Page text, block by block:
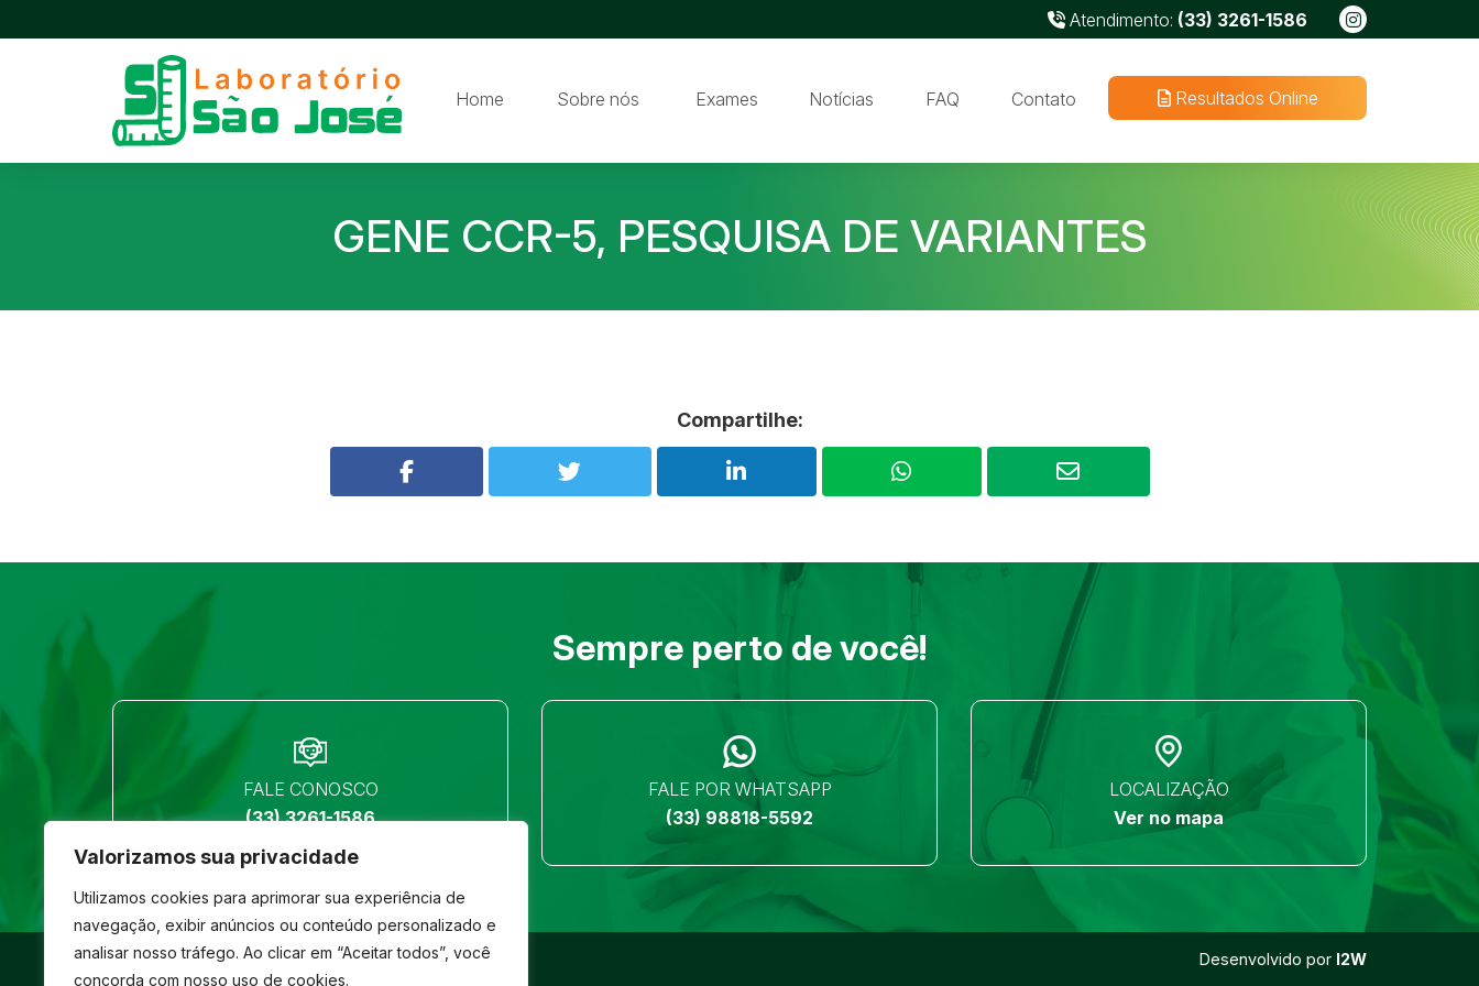
Valorizamos sua privacidade
Utilizamos cookies para aprimorar sua experiência de
navegação, exibir anúncios ou conteúdo personalizado e
analisar nosso tráfego. Ao clicar em “Aceitar todos”, você
concorda com nosso uso de cookies.
Atendimento: (33) 3261-1586
Home Sobre nós Exames Notícias FAQ Contato Resultados Online
GENE CCR-5, PESQUISA DE VARIANTES
Compartilhe:
Sempre perto de você!
FALE CONOSCO
(33) 3261-1586
FALE POR WHATSAPP
(33) 98818-5592
LOCALIZAÇÃO
Ver no mapa
© São José- Todos os direitos reservados Desenvolvido por I2W